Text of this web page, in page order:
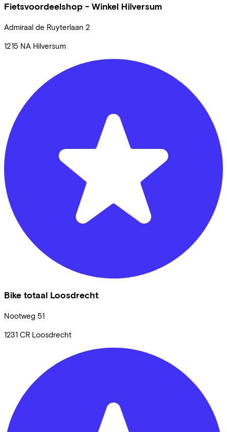
Fietsvoordeelshop - Winkel Hilversum
Admiraal de Ruyterlaan 2
1215 NA Hilversum
Bike totaal Loosdrecht
Nootweg 51
1231 CR Loosdrecht